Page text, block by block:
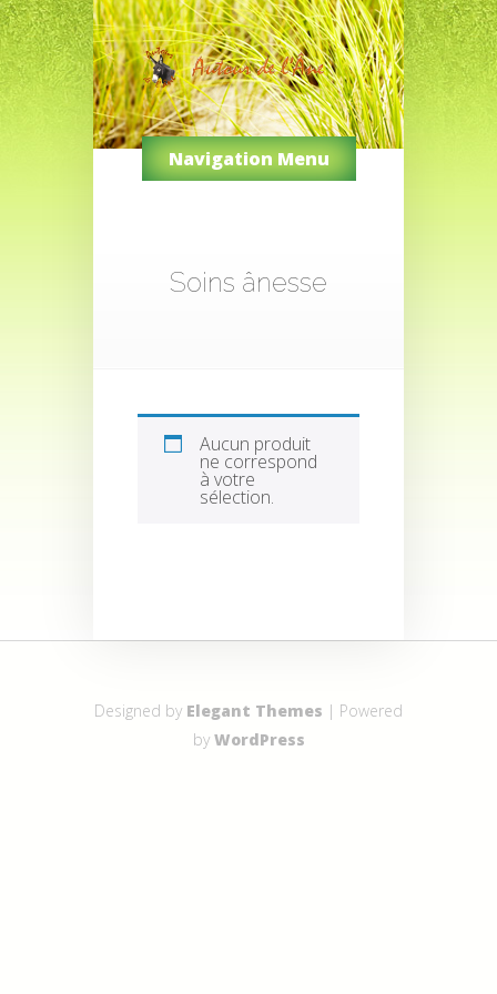
Navigation Menu
Soins ânesse
Aucun produit
ne correspond
à votre
sélection.
Designed by Elegant Themes | Powered
by WordPress